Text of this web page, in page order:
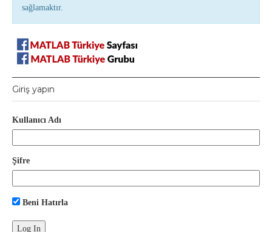
sağlamaktır.
Giriş yapın
Kullanıcı Adı
Şifre
Beni Hatırla